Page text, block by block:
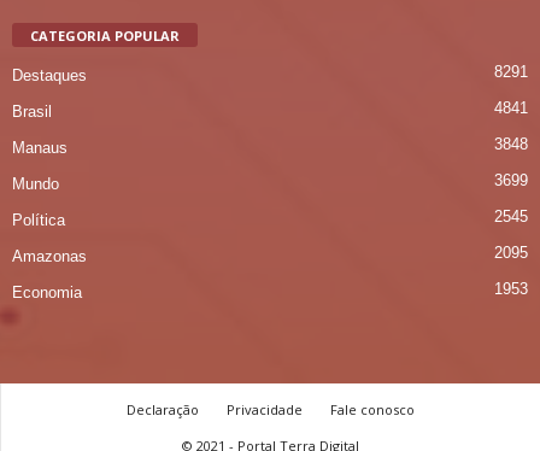
CATEGORIA POPULAR
Destaques 8291
Brasil 4841
Manaus 3848
Mundo 3699
Política 2545
Amazonas 2095
Economia 1953
Declaração Privacidade
Fale conosco
© 2021 - Portal Terra Digital